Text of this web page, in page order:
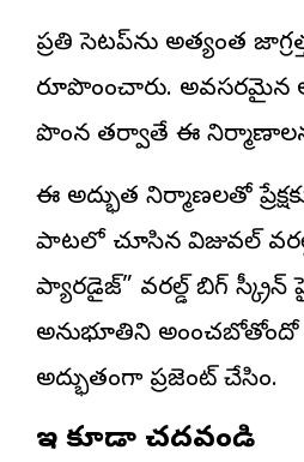
ప్రతి సెటప్‌ను అత్యంత
రూపొందించారు. అవసరమైన
పొందిన తర్వాతే ఈ
ఈ అద్భుత నిర్మాణలతో
పాటలో చూసిన విజువల్ వరల్డ్
ప్యారడైజ్” వరల్డ్ బిగ్ స్క్రీన్
అనుభూతిని
అద్భుతంగా ప్రజెంట్ చేసింది.
ఇవి కూడా చదవండి